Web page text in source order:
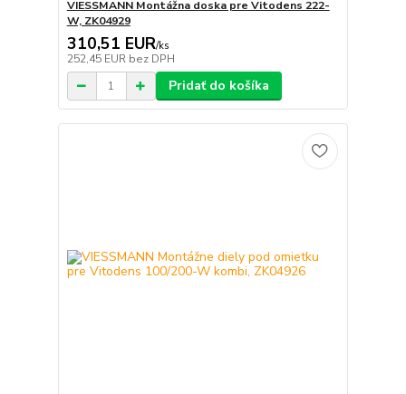
VIESSMANN Montážna doska pre Vitodens 222-
W, ZK04929
310,51 EUR/ks
252,45 EUR bez DPH
Pridať do košíka